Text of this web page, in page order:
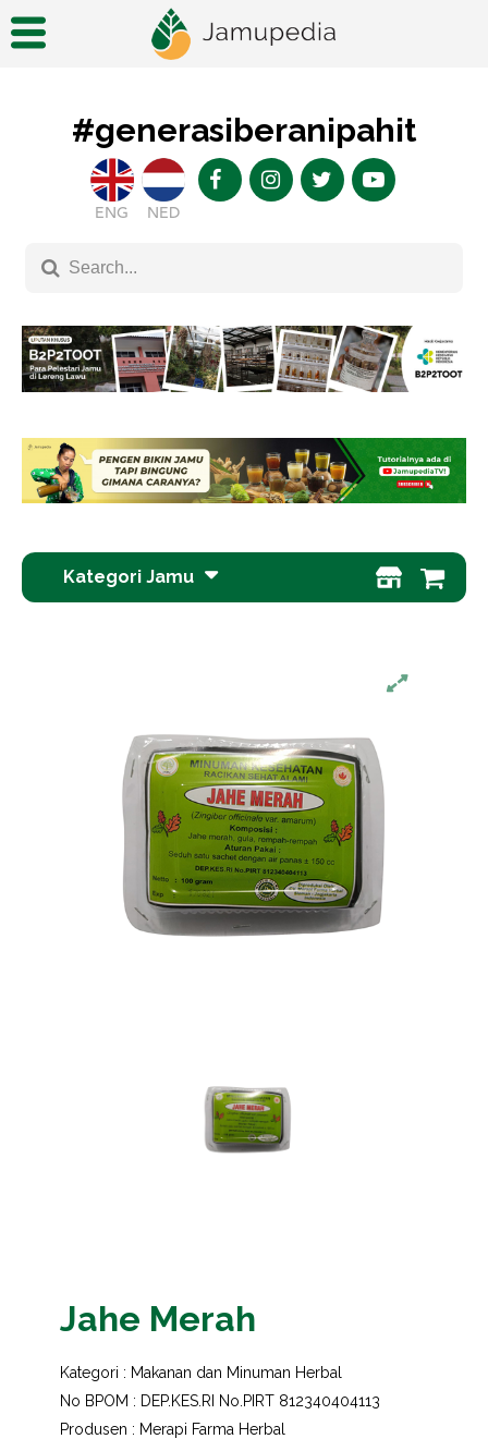
#generasiberanipahit
ENG NED
Kategori Jamu
Jahe Merah
Kategori : Makanan dan Minuman Herbal
No BPOM : DEP.KES.RI No.PIRT 812340404113
Produsen : Merapi Farma Herbal